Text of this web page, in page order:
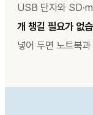
USB 단자와
개 챙길 필요가 없
넣어 두면 노트북